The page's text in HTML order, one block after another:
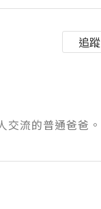
追蹤
交流的普通爸爸。